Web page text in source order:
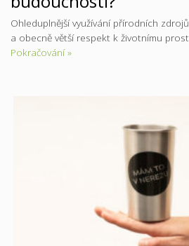
Ohleduplnější využívání přírodních
a obecně větší respekt k životnímu
Pokračování »